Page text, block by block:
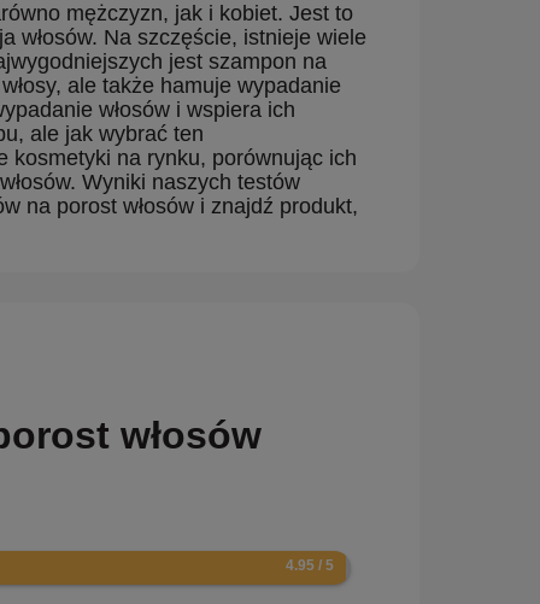
mężczyzn, jak i kobiet. Jest to
włosów. Na szczęście, istnieje wiele
jest szampon na
ale także hamuje wypadanie
włosów i wspiera ich
ale jak wybrać ten
kosmetyki na rynku, porównując ich
Wyniki naszych testów
na porost włosów i znajdź produkt,
włosów